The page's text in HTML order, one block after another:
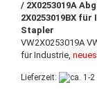
/ 2X0253019A
2X0253019BX
Stapler
VW2X0253019A
für Industrie,
Lieferzeit: